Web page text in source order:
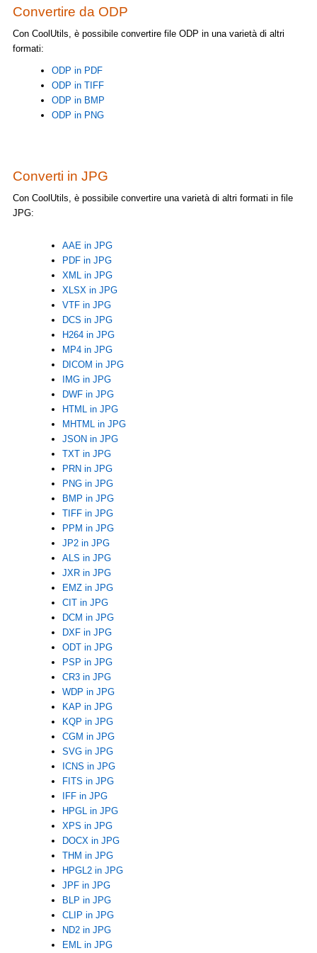
Convertire da ODP
Con CoolUtils, è possibile convertire file ODP in una varietà di altri
formati:
ODP in PDF
ODP in TIFF
ODP in BMP
ODP in PNG
Converti in JPG
Con CoolUtils, è possibile convertire una varietà di altri formati in file
JPG:
AAE in JPG
PDF in JPG
XML in JPG
XLSX in JPG
VTF in JPG
DCS in JPG
H264 in JPG
MP4 in JPG
DICOM in JPG
IMG in JPG
DWF in JPG
HTML in JPG
MHTML in JPG
JSON in JPG
TXT in JPG
PRN in JPG
PNG in JPG
BMP in JPG
TIFF in JPG
PPM in JPG
JP2 in JPG
ALS in JPG
JXR in JPG
EMZ in JPG
CIT in JPG
DCM in JPG
DXF in JPG
ODT in JPG
PSP in JPG
CR3 in JPG
WDP in JPG
KAP in JPG
KQP in JPG
CGM in JPG
SVG in JPG
ICNS in JPG
FITS in JPG
IFF in JPG
HPGL in JPG
XPS in JPG
DOCX in JPG
THM in JPG
HPGL2 in JPG
JPF in JPG
BLP in JPG
CLIP in JPG
ND2 in JPG
EML in JPG